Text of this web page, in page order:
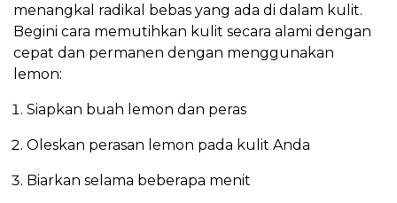
menangkal radikal bebas yang ada di dalam kulit.
Begini cara memutihkan kulit secara alami dengan
cepat dan permanen dengan menggunakan
lemon:
Siapkan buah lemon dan peras
Oleskan perasan lemon pada kulit Anda
Biarkan selama beberapa menit